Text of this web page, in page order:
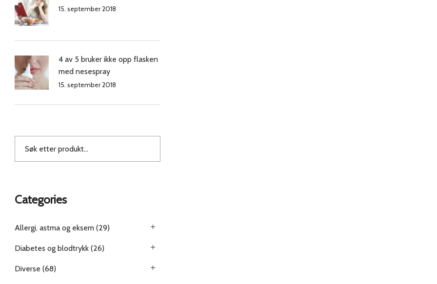
15. september 2018
4 av 5 bruker ikke opp flasken
med nesespray
15. september 2018
Categories
Allergi, astma og eksem (29)
Diabetes og blodtrykk (26)
Diverse (68)